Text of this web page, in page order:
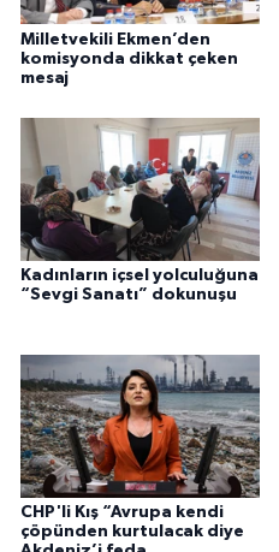
Milletvekili Ekmen’den
komisyonda dikkat çeken
mesaj
Kadınların içsel yolculuğuna
“Sevgi Sanatı” dokunuşu
CHP'li Kış “Avrupa kendi
çöpünden kurtulacak diye